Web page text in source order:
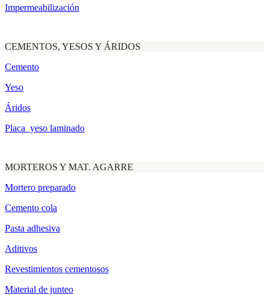
Impermeabilización
CEMENTOS, YESOS Y ÁRIDOS
Cemento
Yeso
Áridos
Placa yeso laminado
MORTEROS Y MAT. AGARRE
Mortero preparado
Cemento cola
Pasta adhesiva
Aditivos
Revestimientos cementosos
Material de junteo